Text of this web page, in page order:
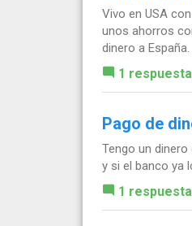
Vivo en USA
unos ahorros
dinero a España.
1 respuesta
Pago de
Tengo un
y si el banco ya
1 respuesta